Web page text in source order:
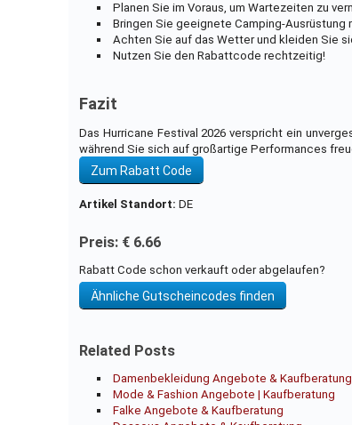
Planen Sie im Voraus, um Wartezeiten zu
Bringen Sie geeignete Camping-Ausrüstung
Achten Sie auf das Wetter und kleiden Sie
Nutzen Sie den Rabattcode rechtzeitig!
Fazit
Das Hurricane Festival 2026 verspricht ein
während Sie sich auf großartige Performances
Zum Rabatt Code
Artikel Standort: DE
Preis: € 6.66
Rabatt Code schon verkauft oder abgelaufen?
Ähnliche Gutscheincodes finden
Related Posts
Damenbekleidung Angebote & Kaufberatung
Mode & Fashion Angebote | Kaufberatung
Falke Angebote & Kaufberatung